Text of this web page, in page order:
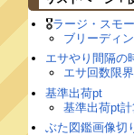
🎖ラージ・スモ
ブリーディ
エサやり間隔の
エサ回数限
基準出荷pt
基準出荷pt
ぶた図鑑画像切